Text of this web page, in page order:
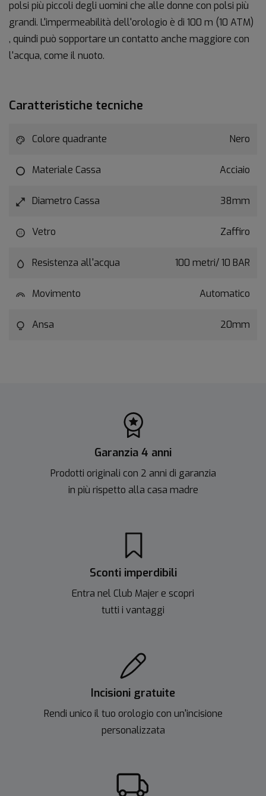
polsi più piccoli degli uomini che alle donne con polsi più
grandi. L'impermeabilità dell'orologio è di 100 m (10 ATM)
, quindi può sopportare un contatto anche maggiore con
l'acqua, come il nuoto.
Caratteristiche tecniche
Colore quadrante Nero
Materiale Cassa Acciaio
Diametro Cassa 38mm
Vetro Zaffiro
Resistenza all'acqua 100 metri/ 10 BAR
Movimento Automatico
Ansa 20mm
Garanzia 4 anni
Prodotti originali con 2 anni di garanzia
in più rispetto alla casa madre
Sconti imperdibili
Entra nel Club Majer e scopri
tutti i vantaggi
Incisioni gratuite
Rendi unico il tuo orologio con un'incisione
personalizzata